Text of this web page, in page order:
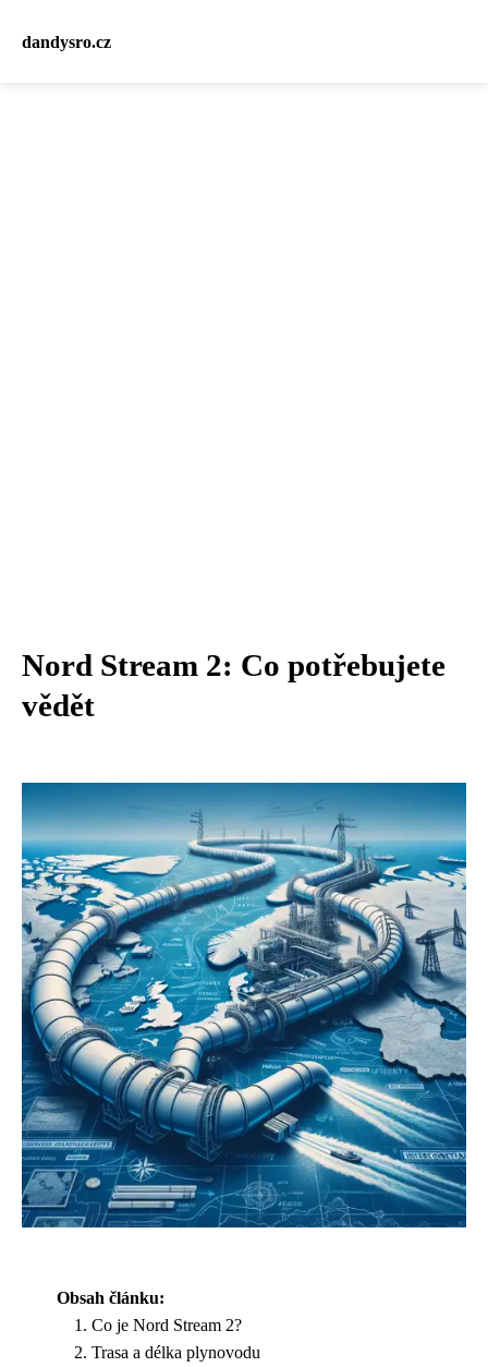
dandysro.cz
Nord Stream 2: Co potřebujete
vědět
Obsah článku:
Co je Nord Stream 2?
Trasa a délka plynovodu